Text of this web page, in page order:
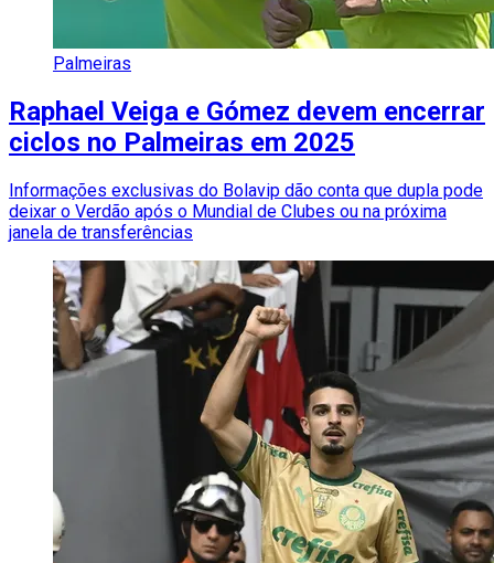
Palmeiras
Raphael Veiga e Gómez devem encerrar
ciclos no Palmeiras em 2025
Informações exclusivas do Bolavip dão conta que dupla pode
deixar o Verdão após o Mundial de Clubes ou na próxima
janela de transferências